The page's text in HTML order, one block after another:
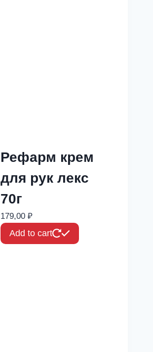
Рефарм крем
для рук лекс
70г
179,00 ₽
Add to cart